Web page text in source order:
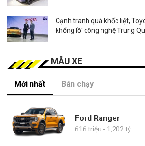
Cạnh tranh quá khốc liệt,
khổng lồ' công nghệ Trung
MẪU XE
Mới nhất Bán chạy
Ford Ranger
616 triệu - 1,202 tỷ